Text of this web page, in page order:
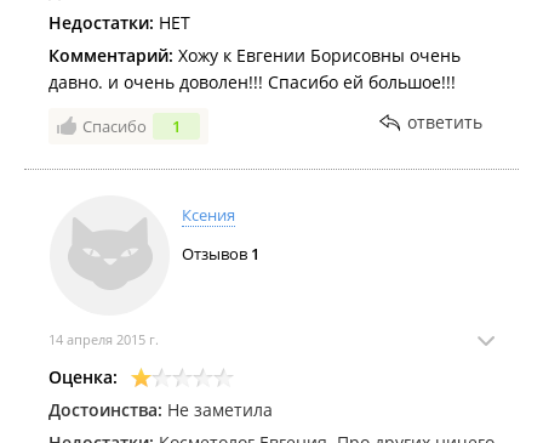
Недостатки: НЕТ
Комментарий: Хожу к Евгении Борисовны очень
давно. и очень доволен!!! Спасибо ей большое!!!
Спасибо 1 ответить
Ксения
Отзывов 1
14 апреля 2015 г.
Оценка:
Достоинства: Не заметила